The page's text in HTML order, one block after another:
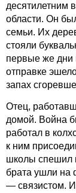
десятилетним
области. Он
семьи. Их
стояли
первые же дни
отправке
запах
Отец,
домой. Война
работал в
к ним
школы спешил
брата ушли на
— связистом.